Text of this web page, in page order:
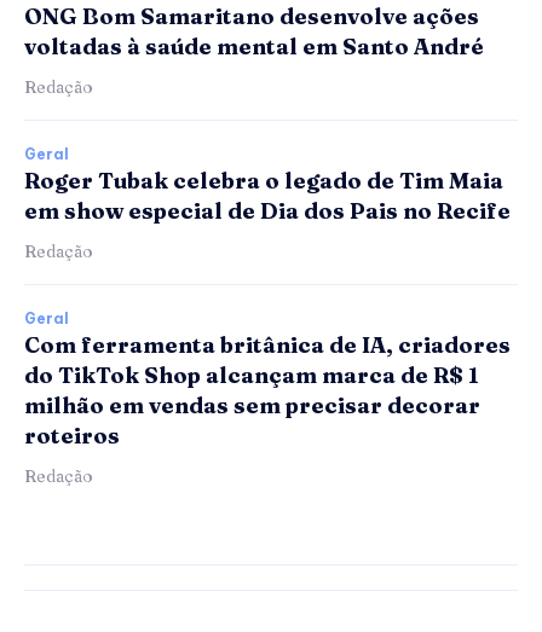
ONG Bom Samaritano desenvolve ações
voltadas à saúde mental em Santo André
Redação
Geral
Roger Tubak celebra o legado de Tim Maia
em show especial de Dia dos Pais no Recife
Redação
Geral
Com ferramenta britânica de IA, criadores
do TikTok Shop alcançam marca de R$ 1
milhão em vendas sem precisar decorar
roteiros
Redação